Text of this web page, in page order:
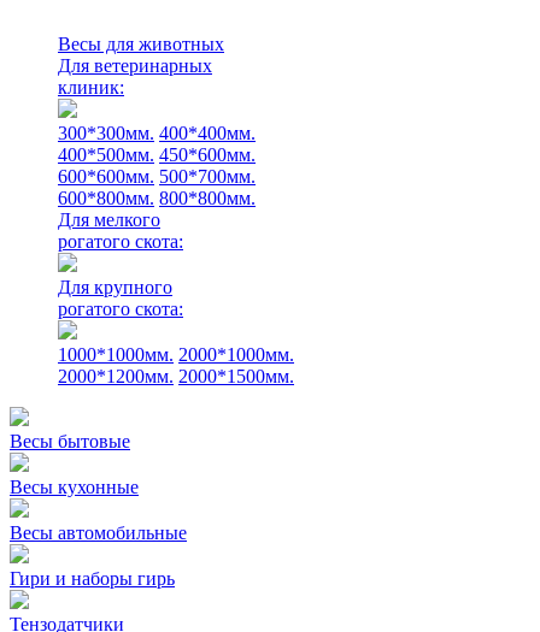
Весы для животных
Для ветеринарных
клиник:
300*300мм. 400*400мм.
400*500мм. 450*600мм.
600*600мм. 500*700мм.
600*800мм. 800*800мм.
Для мелкого
рогатого скота:
Для крупного
рогатого скота:
1000*1000мм. 2000*1000мм.
2000*1200мм. 2000*1500мм.
Весы бытовые
Весы кухонные
Весы автомобильные
Гири и наборы гирь
Тензодатчики